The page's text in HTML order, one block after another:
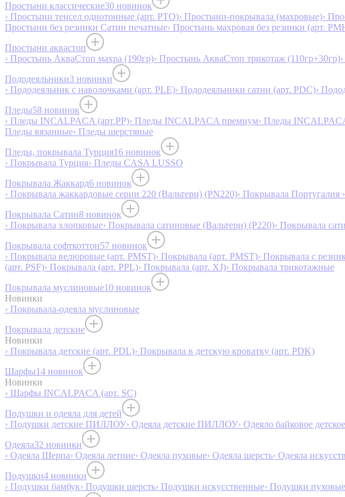
Простыни классические30 новинок
› Простыни тенсел однотонные (арт. PTO)› Простыни-покрывала (махровые)›
Простыни без резинки Сатин печатные› Простынь махровая без резинки (арт.
Простыни аквастоп
› Простынь АкваСтоп махра (190гр)› Простынь АкваСтоп трикотаж (110гр+30гр)
Пододеяльники3 новинки
› Пододеяльник с наволочками (арт. PLE)› Пододеяльники сатин (арт. PDC)›
Пледы58 новинок
› Пледы INCALPACA (арт.PP)› Пледы INCALPACA премиум› Пледы
Пледы вязанные› Пледы шерстяные
Пледы, покрывала Турция16 новинок
› Покрывала Турция› Пледы CASA LUSSO
Покрывала Жаккард6 новинок
› Покрывала жаккардовые серии 220 (Вальтери) (PN220)› Покрывала Португалия
Покрывала Сатин8 новинок
› Покрывала хлопковые› Покрывала сатиновые (Вальтери) (P220)› Покрывала
Покрывала софткоттон57 новинок
› Покрывала велюровые (арт. PMST)› Покрывала (арт. PMST)› Покрывала с
(арт. PSF)› Покрывала (арт. PPL)› Покрывала (арт. XJ)› Покрывала трикотажные
Покрывала муслиновые10 новинок
Новинки
› Покрывала-одеяла муслиновые
Покрывала детские
Новинки
› Покрывала детские (арт. PDL)› Покрывала в детскую кроватку (арт. PDK)
Шарфы14 новинок
Новинки
› Шарфы INCALPACA (арт. SC)
Подушки и одеяла для детей
› Подушки детские ПИЛЛОУ› Одеяла детские ПИЛЛОУ› Одеяло байковое детское
Одеяла32 новинки
› Одеяла Шерпа› Одеяла летние› Одеяла пуховые› Одеяла шерсть› Одеяла
Подушки4 новинки
› Подушки бамбук› Подушки шерсть› Подушки искусственные› Подушки пуховые